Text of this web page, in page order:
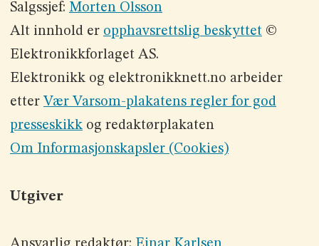
Salgssjef: Morten Olsson
Alt innhold er opphavsrettslig beskyttet©
Elektronikkforlaget AS.
Elektronikk og elektronikknett.no arbeider
etter Vær Varsom-plakatens regler for god
presseskikkog redaktørplakaten
Om Informasjonskapsler (Cookies)
Utgiver